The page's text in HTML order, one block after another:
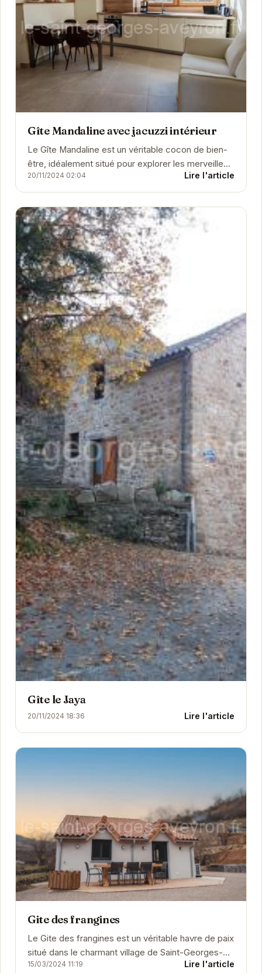
Gîte Mandaline avec jacuzzi intérieur
Le Gîte Mandaline est un véritable cocon de bien-
être, idéalement situé pour explorer les merveilles
de l'Aveyron. Avec son jacuzzi intérieur,...
20/11/2024 02:04 Lire l'article
Gîte le Jaya
20/11/2024 18:36 Lire l'article
Gite des frangines
Le Gite des frangines est un véritable havre de paix
situé dans le charmant village de Saint-Georges-
de-Luzençon.
15/03/2024 11:19 Lire l'article